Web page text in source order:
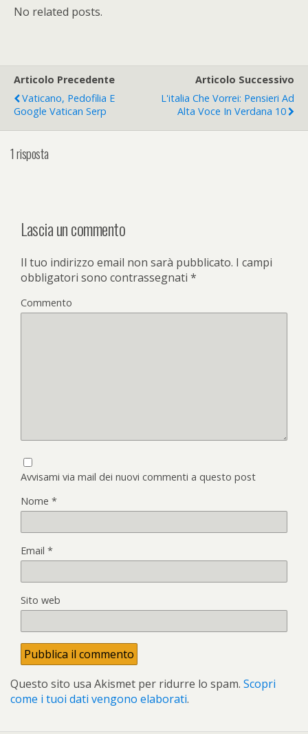
No related posts.
Articolo Precedente
Vaticano, Pedofilia E
Google Vatican Serp
Articolo Successivo
L'italia Che Vorrei: Pensieri Ad
Alta Voce In Verdana 10
1 risposta
Lascia un commento
Il tuo indirizzo email non sarà pubblicato. I campi
obbligatori sono contrassegnati *
Commento
Avvisami via mail dei nuovi commenti a questo post
Nome *
Email *
Sito web
Questo sito usa Akismet per ridurre lo spam. Scopri
come i tuoi dati vengono elaborati.